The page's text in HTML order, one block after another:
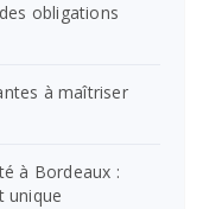
obligations
à maîtriser
à Bordeaux :
unique